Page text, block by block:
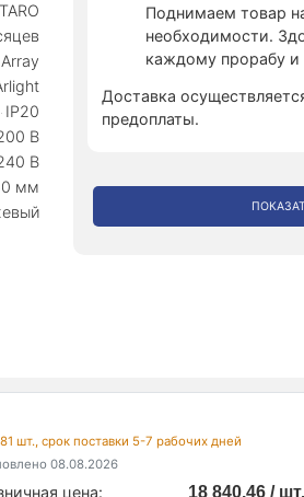
Поднимаем товар
необходимости.
каждому прорабу
Доставка
предоплаты.
Array
IP20
В
В
мм
81 шт., срок поставки 5-7 рабочих дней
08.08.2026
цена:
18 840.46 / шт.